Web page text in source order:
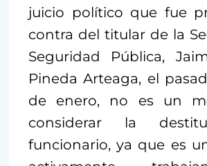
juicio político que fue
contra del titular de la
Seguridad Pública,
Pineda Arteaga, el
de enero, no es un
considerar la
funcionario, ya que es